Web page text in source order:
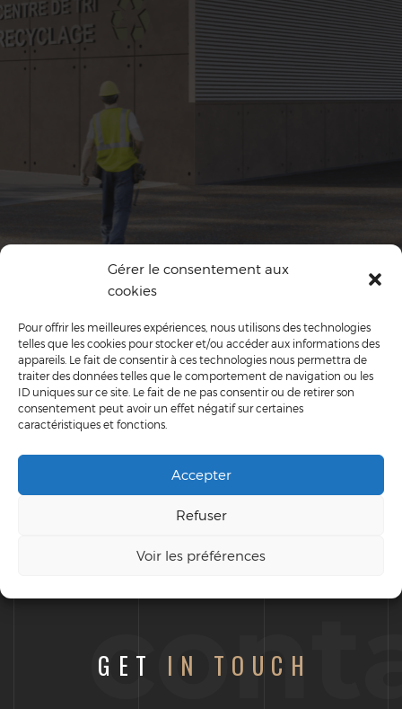
Gérer le consentement aux
cookies
Pour offrir les meilleures expériences, nous utilisons des technologies
telles que les cookies pour stocker et/ou accéder aux informations des
appareils. Le fait de consentir à ces technologies nous permettra de
traiter des données telles que le comportement de navigation ou les
ID uniques sur ce site. Le fait de ne pas consentir ou de retirer son
consentement peut avoir un effet négatif sur certaines
caractéristiques et fonctions.
Accepter
Refuser
Voir les préférences
LOGISTIQUE
MORE PROJECTS
GET IN TOUCH